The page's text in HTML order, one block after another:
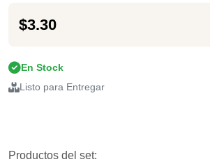
$3.30
En Stock
Listo para Entregar
Productos del set: